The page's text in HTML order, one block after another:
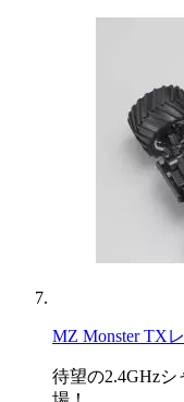
MZ Monster TX
待望の2.4GHz